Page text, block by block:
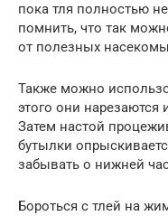
пока тля полностью
помнить, что так
от полезных
Также можно
этого они нарезаются
Затем настой
бутылки
забывать о нижней
Бороться с тлей на